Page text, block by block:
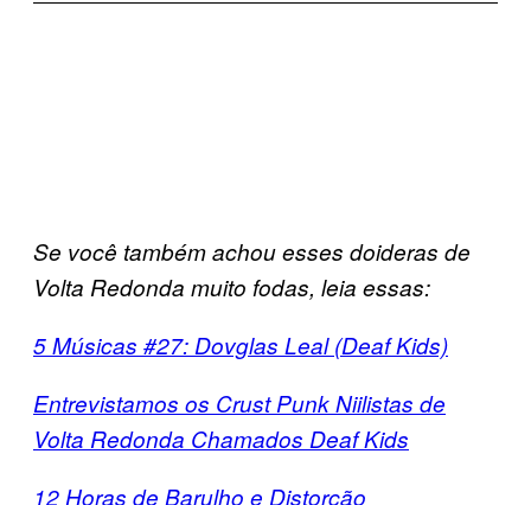
Se você também achou esses doideras de
Volta Redonda muito fodas, leia essas:
5 Músicas #27: Dovglas Leal (Deaf Kids)
Entrevistamos os Crust Punk Niilistas de
Volta Redonda Chamados Deaf Kids
12 Horas de Barulho e Distorção